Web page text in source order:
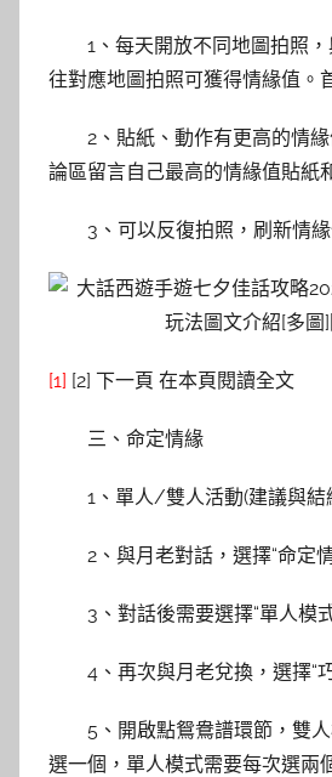
1、每天開放不同地圖拍照
往對應地圖拍照可獲得情緣值。
2、貼紙、動作有更高的情
論區留言自己最高的情緣值貼紙
3、可以反復拍照，刷新情緣
[1] [2] 下一頁 在本頁閱讀全文
三、命定情緣
1、單人/雙人活動(建議與結
2、與月老對話，選擇“命定
3、對話後需要選擇“單人模
4、再次與月老兌換，選擇“
5、開啟點鴛鴦譜環節，雙
選一個，單人模式需要每次選兩